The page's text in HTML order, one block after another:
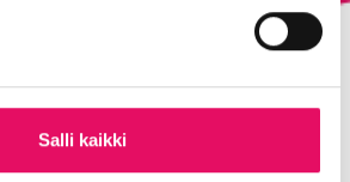
Salli kaikki